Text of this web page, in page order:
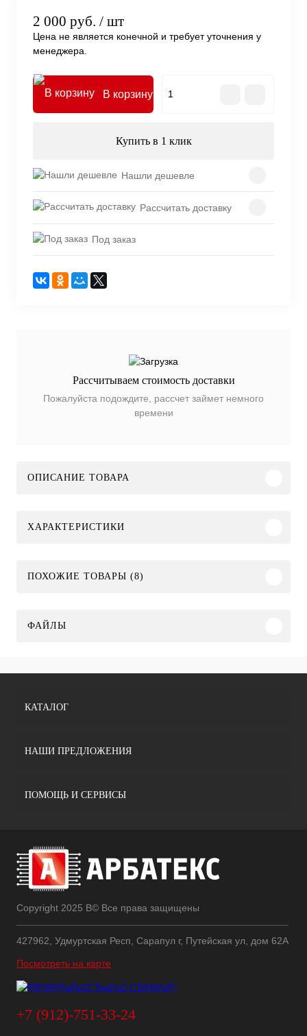
2 000 руб. / шт
Цена не является конечной и требует уточнения у
менеджера.
В корзину
Купить в 1 клик
Нашли дешевле
Рассчитать доставку
Под заказ
Рассчитываем стоимость доставки
Пожалуйста подождите, рассчет займет немного
времени
ОПИСАНИЕ ТОВАРА
ХАРАКТЕРИСТИКИ
ПОХОЖИЕ ТОВАРЫ (8)
ФАЙЛЫ
КАТАЛОГ
НАШИ ПРЕДЛОЖЕНИЯ
ПОМОЩЬ И СЕРВИСЫ
Copyright 2025 В© Все права защищены
427962, Удмуртская Респ, Сарапул г, Путейская ул, дом 62А
Посмотреть на карте
+7 (912)-751-33-24